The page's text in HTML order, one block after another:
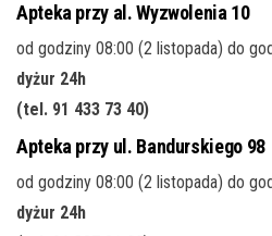
Apteka przy al. Wyzwolenia 10
od godziny 08:00 (2 listopada) do
dyżur 24h
(tel. 91 433 73 40)
Apteka przy ul. Bandurskiego 98
od godziny 08:00 (2 listopada) do
dyżur 24h